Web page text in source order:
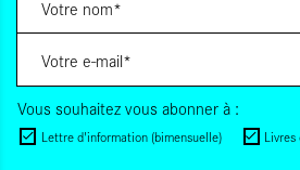
Vous souhaitez vous abonner à :
Lettre d'information (bimensuelle)